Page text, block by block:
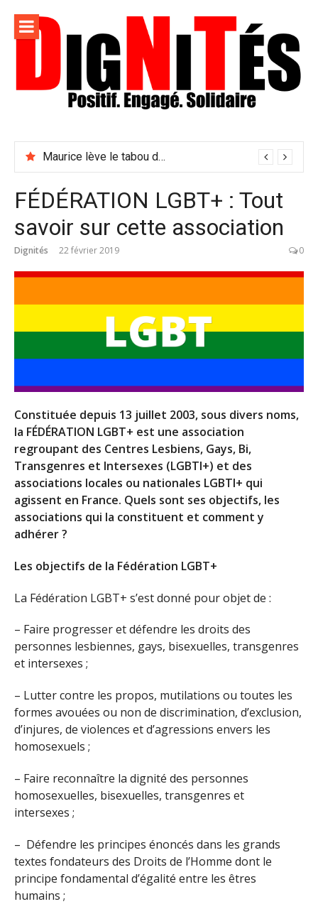
contenu
L'info
sociale,
solidaire
et
engagée
relayer ce qui fait avancer le monde
Maurice lève le tabou du viol conjugal
FÉDÉRATION LGBT+ : Tout
savoir sur cette association
Dignités 22 février 2019 0
Constituée depuis 13 juillet 2003, sous divers noms,
la FÉDÉRATION LGBT+ est une association
regroupant des Centres Lesbiens, Gays, Bi,
Transgenres et Intersexes (LGBTI+) et des
associations locales ou nationales LGBTI+ qui
agissent en France. Quels sont ses objectifs, les
associations qui la constituent et comment y
adhérer ?
Les objectifs de la Fédération LGBT+
La Fédération LGBT+ s’est donné pour objet de :
– Faire progresser et défendre les droits des
personnes lesbiennes, gays, bisexuelles, transgenres
et intersexes ;
– Lutter contre les propos, mutilations ou toutes les
formes avouées ou non de discrimination, d’exclusion,
d’injures, de violences et d’agressions envers les
homosexuels ;
– Faire reconnaître la dignité des personnes
homosexuelles, bisexuelles, transgenres et
intersexes ;
– Défendre les principes énoncés dans les grands
textes fondateurs des Droits de l’Homme dont le
principe fondamental d’égalité entre les êtres
humains ;